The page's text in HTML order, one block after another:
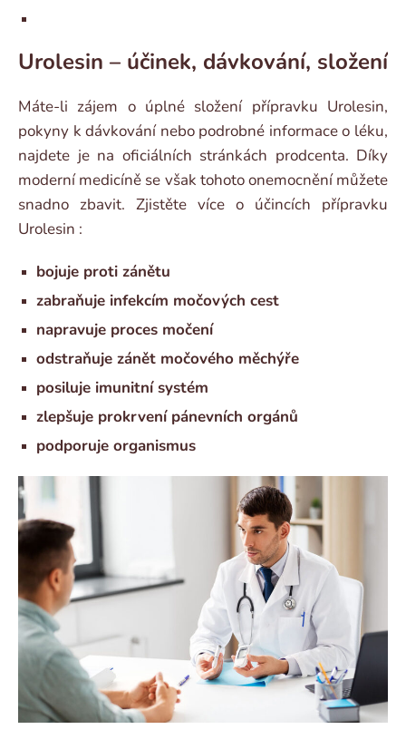
Urolesin – účinek, dávkování, složení
Máte-li zájem o úplné složení přípravku Urolesin,
pokyny k dávkování nebo podrobné informace o léku,
najdete je na oficiálních stránkách prodcenta. Díky
moderní medicíně se však tohoto onemocnění můžete
snadno zbavit. Zjistěte více o účincích přípravku
Urolesin :
bojuje proti zánětu
zabraňuje infekcím močových cest
napravuje proces močení
odstraňuje zánět močového měchýře
posiluje imunitní systém
zlepšuje prokrvení pánevních orgánů
podporuje organismus